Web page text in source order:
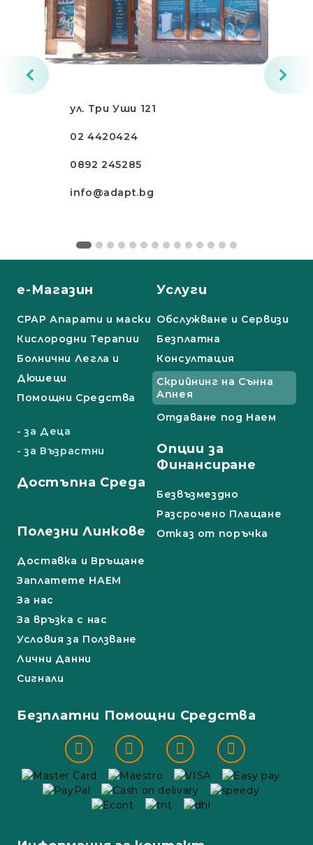
ул. Три Уши 121
02 4420424
0892 245285
info@adapt.bg
е-Магазин
СРАР Апарати и маски
Кислородни Терапии
Болнични Легла и
Дюшеци
Помощни Средства
- за Деца
- за Възрастни
Достъпна Среда
Услуги
Обслужване и Сервизи
Безплатна
Консултация
Скрийнинг на Сънна
Апнея
Отдаване под Наем
Опции за
Финансиране
Безвъзмездно
Разсрочено Плащане
Полезни Линкове
Доставка и Връщане
Заплатете НАЕМ
За нас
За връзка с нас
Условия за Ползване
Лични Данни
Сигнали
Отказ от поръчка
Безплатни Помощни Средства